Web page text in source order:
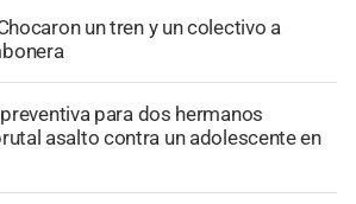
un tren y un colectivo a
para dos hermanos
asalto contra un adolescente en